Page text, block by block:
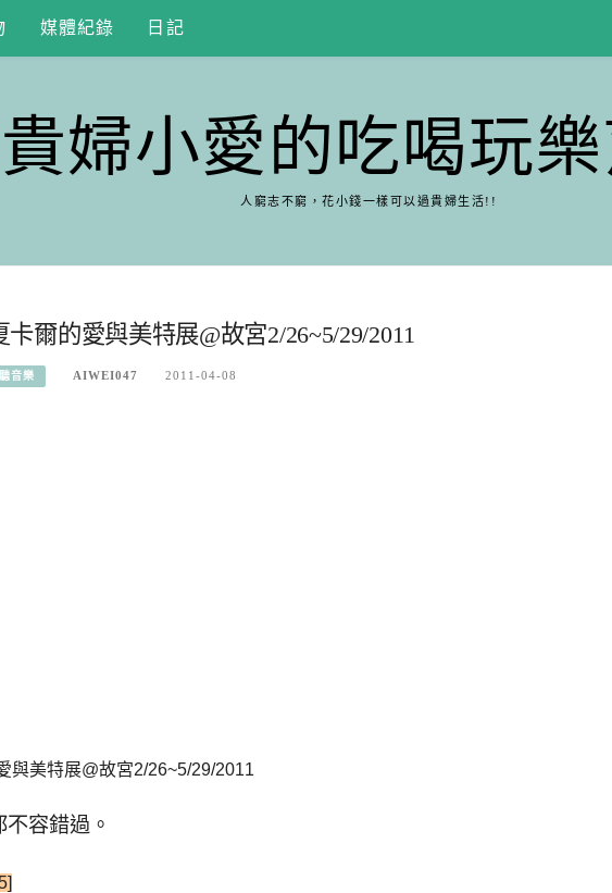
媒體紀錄 日記
婦小愛的吃喝玩
人窮志不窮，花小錢一樣可以過貴婦生活!!
爾的愛與美特展@故宮2/26~5/29/2011
音樂 AIWEI047 2011-04-08
美特展@故宮2/26~5/29/2011
容錯過。